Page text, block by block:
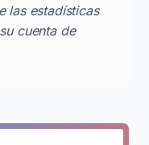
las estadísticas
cuenta de